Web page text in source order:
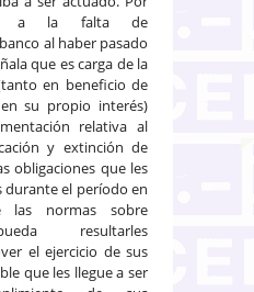
a la falta de
al haber pasado
que es carga de la
en beneficio de
su propio interés)
relativa al
y extinción de
obligaciones que les
durante el período en
normas sobre
resultarles
el ejercicio de sus
que les llegue a ser